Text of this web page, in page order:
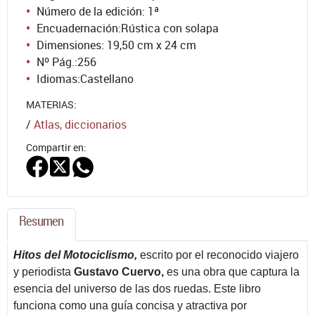
Número de la edición: 1ª
Encuadernación:Rústica con solapa
Dimensiones: 19,50 cm x 24 cm
Nº Pág.:256
Idiomas:Castellano
MATERIAS:
/ Atlas, diccionarios
Compartir en:
Resumen
Hitos del Motociclismo, escrito por el reconocido viajero
y periodista Gustavo Cuervo, es una obra que captura la
esencia del universo de las dos ruedas. Este libro
funciona como una guía concisa y atractiva por